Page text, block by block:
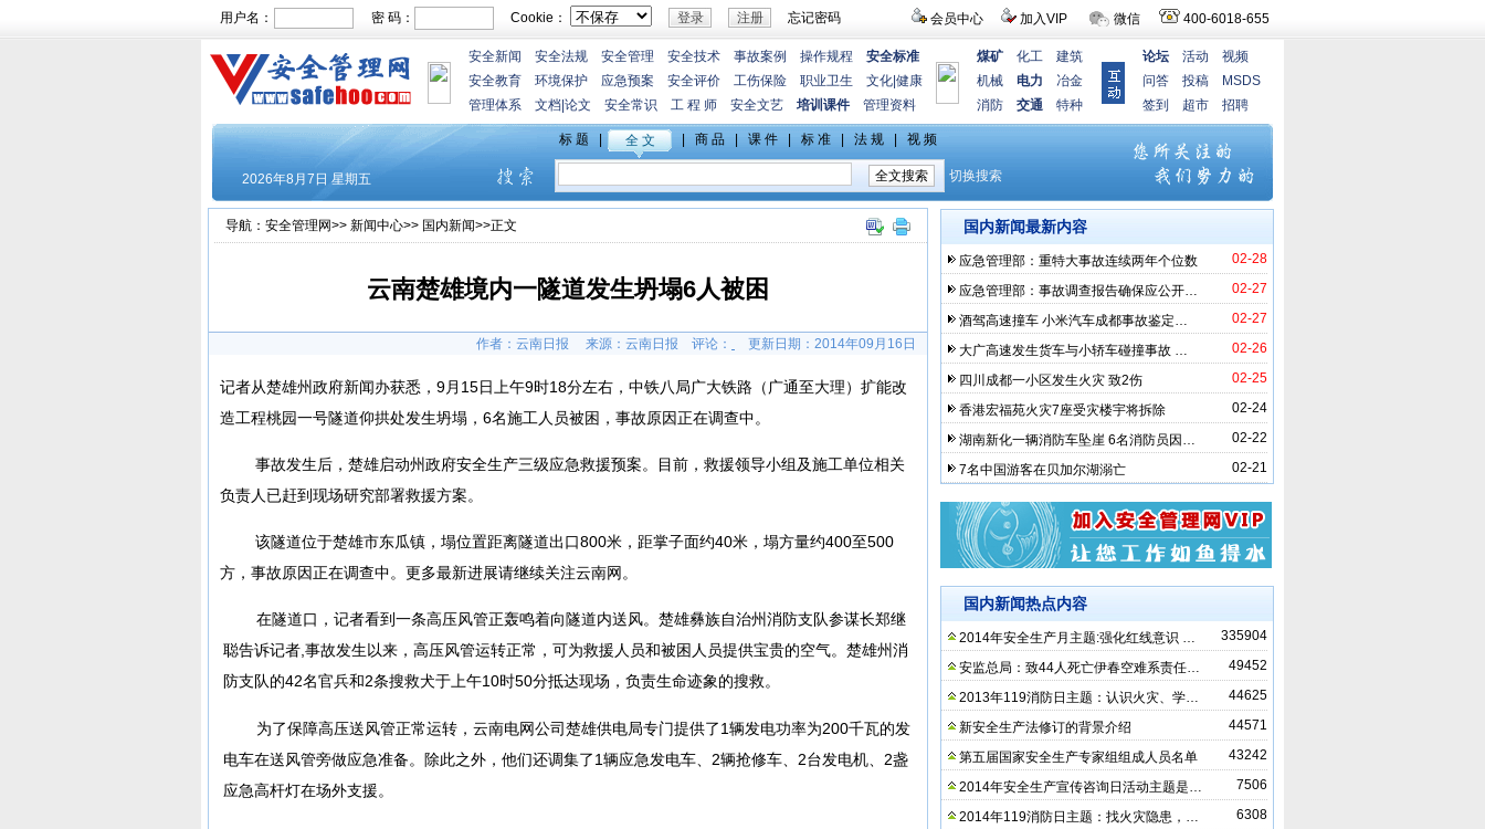
会员中心 加入VIP 微信 400-6018-655
用户名： 密 码： Cookie： 忘记密码
安全新闻 安全法规 安全管理 安全技术 事故案例 操作规程
安全标准
安全教育
环境保护 应急预案 安全评价 工伤保险 职业卫生 文化 健康
管理体系
文档 论文 安全常识 工 程 师 安全文艺 培训课件 管理资料
煤矿 化工
建筑
机械
电力
冶金
消防
交通 特种
论坛 活动
视频
问答
投稿
MSDS
签到
超市 招聘
导航： 安全管理网>> 新闻中心>> 国内新闻>>正文
云南楚雄境内一隧道发生坍塌6人被困
作者：云南日报 来源：云南日报 评论： 更新日期： 2014年09月16日
记者从楚雄州政府新闻办获悉，9月15日上午9时18分左右，中铁八局广大铁路（广通至大理）扩能改
造工程桃园一号隧道仰拱处发生坍塌，6名施工人员被困，事故原因正在调查中。
事故发生后，楚雄启动州政府安全生产三级应急救援预案。目前，救援领导小组及施工单位相关
负责人已赶到现场研究部署救援方案。
该隧道位于楚雄市东瓜镇，塌位置距离隧道出口800米，距掌子面约40米，塌方量约400至500
方，事故原因正在调查中。更多最新进展请继续关注云南网。
在隧道口，记者看到一条高压风管正轰鸣着向隧道内送风。楚雄彝族自治州消防支队参谋长郑继
聪告诉记者,事故发生以来，高压风管运转正常，可为救援人员和被困人员提供宝贵的空气。楚雄州消
防支队的42名官兵和2条搜救犬于上午10时50分抵达现场，负责生命迹象的搜救。
为了保障高压送风管正常运转，云南电网公司楚雄供电局专门提供了1辆发电功率为200千瓦的发
电车在送风管旁做应急准备。除此之外，他们还调集了1辆应急发电车、2辆抢修车、2台发电机、2盏
应急高杆灯在场外支援。
国内新闻最新内容
02-28
应急管理部：重特大事故连续两年个位数
02-27
应急管理部：事故调查报告确保应公开…
02-27
酒驾高速撞车 小米汽车成都事故鉴定…
02-26
大广高速发生货车与小轿车碰撞事故 …
02-25
四川成都一小区发生火灾 致2伤
02-24
香港宏福苑火灾7座受灾楼宇将拆除
02-22
湖南新化一辆消防车坠崖 6名消防员因…
02-21
7名中国游客在贝加尔湖溺亡
国内新闻热点内容
335904
2014年安全生产月主题:强化红线意识 …
49452
安监总局：致44人死亡伊春空难系责任…
44625
2013年119消防日主题：认识火灾、学…
44571
新安全生产法修订的背景介绍
43242
第五届国家安全生产专家组组成人员名单
7506
2014年安全生产宣传咨询日活动主题是…
6308
2014年119消防日主题：找火灾隐患，…